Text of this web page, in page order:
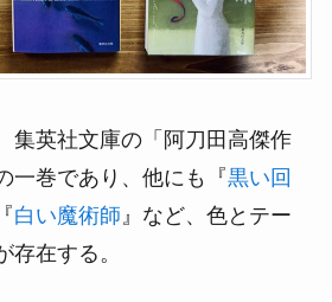
集英社文庫の「阿刀田高傑作
一巻であり、他にも『黒い回
白い魔術師 』など、色とテー
存在する。